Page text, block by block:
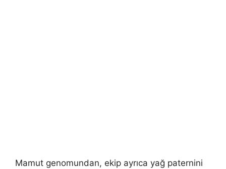
Mamut genomundan, ekip ayrıca yağ paternini